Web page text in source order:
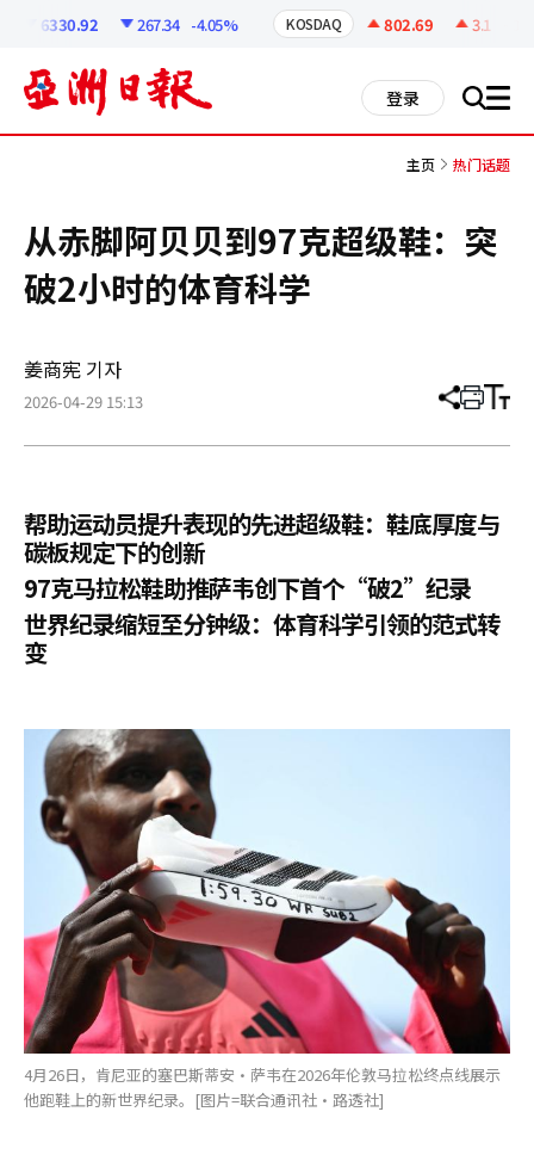
6330.92 267.34 -4.05% KOSDAQ 802.69 3.1
登录 搜 all
主页 热门话题
从赤脚阿贝贝到97克超级鞋：突
破2小时的体育科学
姜商宪 기자
2026-04-29 15:13 分
章
打 调
小
帮助运动员提升表现的先进超级鞋：鞋底厚度与
碳板规定下的创新
97克马拉松鞋助推萨韦创下首个“破2”纪录
世界纪录缩短至分钟级：体育科学引领的范式转
变
4月26日，肯尼亚的塞巴斯蒂安·萨韦在2026年伦敦马拉松终点线展示
他跑鞋上的新世界纪录。[图片=联合通讯社·路透社]